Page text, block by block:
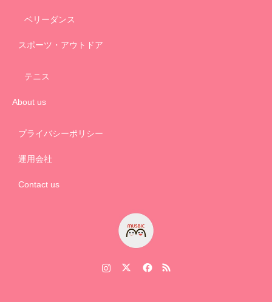
ベリーダンス
スポーツ・アウトドア
テニス
About us
プライバシーポリシー
運用会社
Contact us
RSS